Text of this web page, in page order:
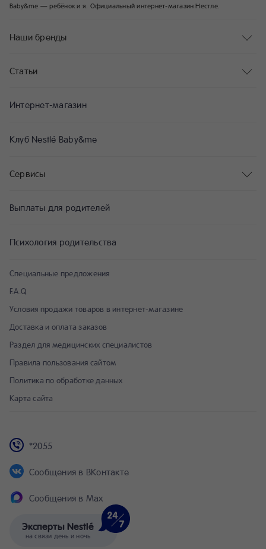
Baby&me — ребёнок и я. Официальный интернет-магазин Нестле.
Наши бренды
Статьи
Специальные предложения
F.A.Q
Условия продажи товаров в интернет-магазине
Доставка и оплата заказов
Раздел для медицинских специалистов
Правила пользования сайтом
Политика по обработке данных
Карта сайта
Эксперты Nestlé
на связи день и ночь
*2055
Сообщения в ВКонтакте
Сообщения в Max
Интернет-магазин
Клуб Nestlé Baby&me
Сервисы
Выплаты для родителей
Психология родительства